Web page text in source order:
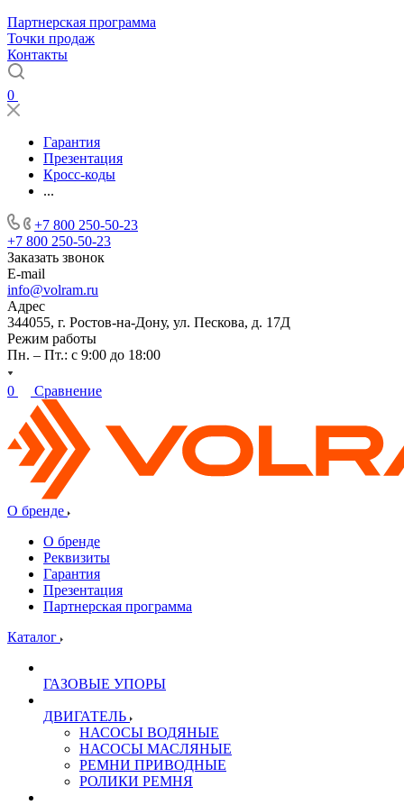
Партнерская программа
Точки продаж
Контакты
0
Гарантия
Презентация
Кросс-коды
...
+7 800 250-50-23
+7 800 250-50-23
Заказать звонок
E-mail
info@volram.ru
Адрес
344055, г. Ростов-на-Дону, ул. Пескова, д. 17Д
Режим работы
Пн. – Пт.: с 9:00 до 18:00
0 Сравнение
О бренде
О бренде
Реквизиты
Гарантия
Презентация
Партнерская программа
Каталог
ГАЗОВЫЕ УПОРЫ
ДВИГАТЕЛЬ
НАСОСЫ ВОДЯНЫЕ
НАСОСЫ МАСЛЯНЫЕ
РЕМНИ ПРИВОДНЫЕ
РОЛИКИ РЕМНЯ